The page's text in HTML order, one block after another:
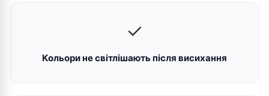
✓
Кольори не світлішають після висихання